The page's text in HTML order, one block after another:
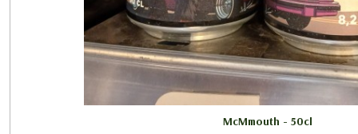
McMmouth - 50cl